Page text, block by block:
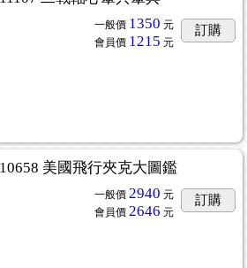
一般價 1350 元
會員價 1215 元
訂購
美國飛行夾克大圖鑑
一般價 2940 元
會員價 2646 元
訂購